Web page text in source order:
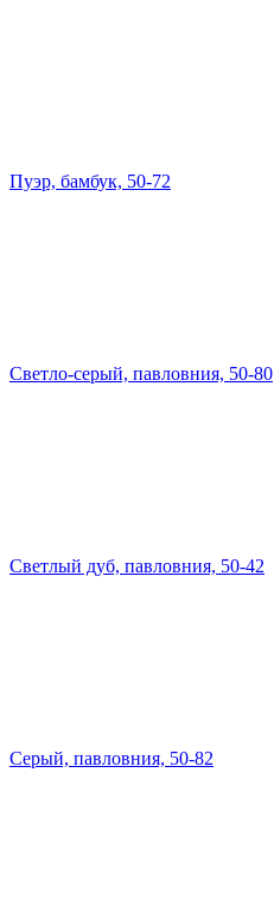
Пуэр, бамбук, 50-72
Светло-серый, павловния, 50-80
Светлый дуб, павловния, 50-42
Серый, павловния, 50-82